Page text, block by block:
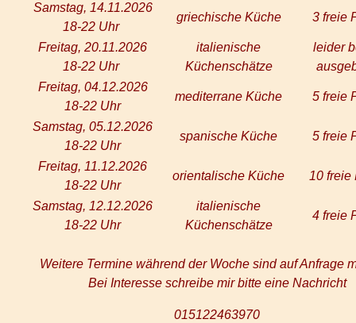
Samstag, 14.11.2026
18-22 Uhr
griechische Küche 3 freie
Freitag, 20.11.2026
18-22 Uhr
italienische
Küchenschätze
leider
Freitag, 04.12.2026
18-22 Uhr
mediterrane Küche 5 freie
Samstag, 05.12.2026
18-22 Uhr
spanische Küche 5 freie
Freitag, 11.12.2026
18-22 Uhr
orientalische Küche 10 freie
Samstag, 12.12.2026
18-22 Uhr
italienische
Küchenschätze
4 freie
Weitere Termine während der Woche sind auf Anfrage
Bei Interesse schreibe mir bitte eine Nachricht
015122463970